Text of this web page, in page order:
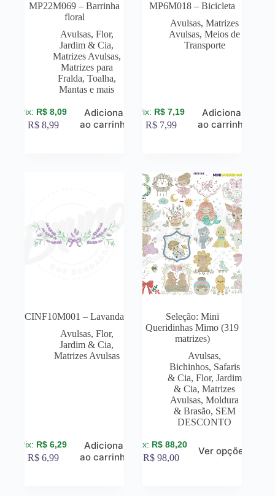
MP22M069 – Barrinha
floral
Avulsas, Flor,
Jardim & Cia,
Matrizes Avulsas,
Matrizes para
Fralda, Toalha,
Mantas e mais
R$ 8,09
R$ 8,99
Adicionar
ao carrinho
MP6M018 – Bicicleta
Avulsas,Matrizes
Avulsas,Meios de
Transporte
R$ 7,19
R$ 7,99
Adicionar
ao carrinho
CINF10M001 – Lavanda
Avulsas, Flor,
Jardim & Cia,
Matrizes Avulsas
R$ 6,29
R$ 6,99
Adicionar
ao carrinho
Seleção: Mini
Queridinhas Mimo (319
matrizes)
Avulsas,
Bichinhos, Safaris
& Cia, Flor, Jardim
& Cia,Matrizes
Avulsas,Moldura
& Brasão, SEM
DESCONTO
R$ 88,20
R$ 98,00
Ver opções